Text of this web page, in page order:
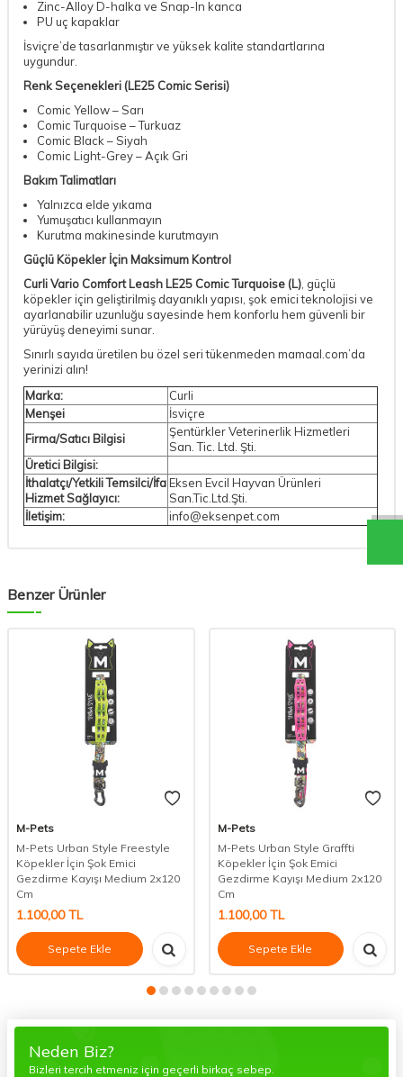
Zinc-Alloy D-halka ve Snap-In kanca
PU uç kapaklar
İsviçre’de tasarlanmıştır ve yüksek kalite standartlarına
uygundur.
Renk Seçenekleri (LE25 Comic Serisi)
Comic Yellow – Sarı
Comic Turquoise – Turkuaz
Comic Black – Siyah
Comic Light-Grey – Açık Gri
Bakım Talimatları
Yalnızca elde yıkama
Yumuşatıcı kullanmayın
Kurutma makinesinde kurutmayın
Güçlü Köpekler İçin Maksimum Kontrol
Curli Vario Comfort Leash LE25 Comic Turquoise (L) , güçlü
köpekler için geliştirilmiş dayanıklı yapısı, şok emici teknolojisi ve
ayarlanabilir uzunluğu sayesinde hem konforlu hem güvenli bir
yürüyüş deneyimi sunar.
Sınırlı sayıda üretilen bu özel seri tükenmeden mamaal.com’da
yerinizi alın!
Marka:
Curli
Menşei
İsviçre
Firma/Satıcı Bilgisi
Şentürkler Veterinerlik Hizmetleri
San. Tic. Ltd. Şti.
Üretici Bilgisi:
İthalatçı/Yetkili Temsilci/İfa
Hizmet Sağlayıcı:
Eksen Evcil Hayvan Ürünleri
San.Tic.Ltd.Şti.
İletişim:
info@eksenpet.com
Benzer Ürünler
M-Pets
M-Pets Urban Style Freestyle
Köpekler İçin Şok Emici
Gezdirme Kayışı Medium 2x120
Cm
1.100,00TL
Sepete Ekle
M-Pets
M-Pets Urban Style Graffti
Köpekler İçin Şok Emici
Gezdirme Kayışı Medium 2x120
Cm
1.100,00TL
Sepete Ekle
Neden Biz?
Bizleri tercih etmeniz için geçerli birkaç sebep.